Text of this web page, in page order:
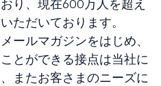
り、現在600万人を超え
ただいております。
ールマガジンをはじめ、
とができる接点は当社に
またお客さまのニーズに